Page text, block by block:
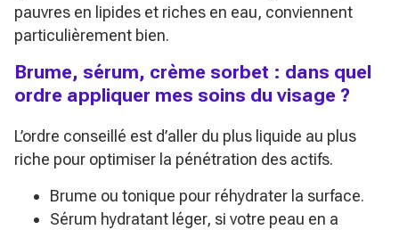
pauvres en lipides et riches en eau, conviennent
particulièrement bien.
Brume, sérum, crème sorbet : dans quel
ordre appliquer mes soins du visage ?
L’ordre conseillé est d’aller du plus liquide au plus
riche pour optimiser la pénétration des actifs.
Brume ou tonique pour réhydrater la surface.
Sérum hydratant léger, si votre peau en a